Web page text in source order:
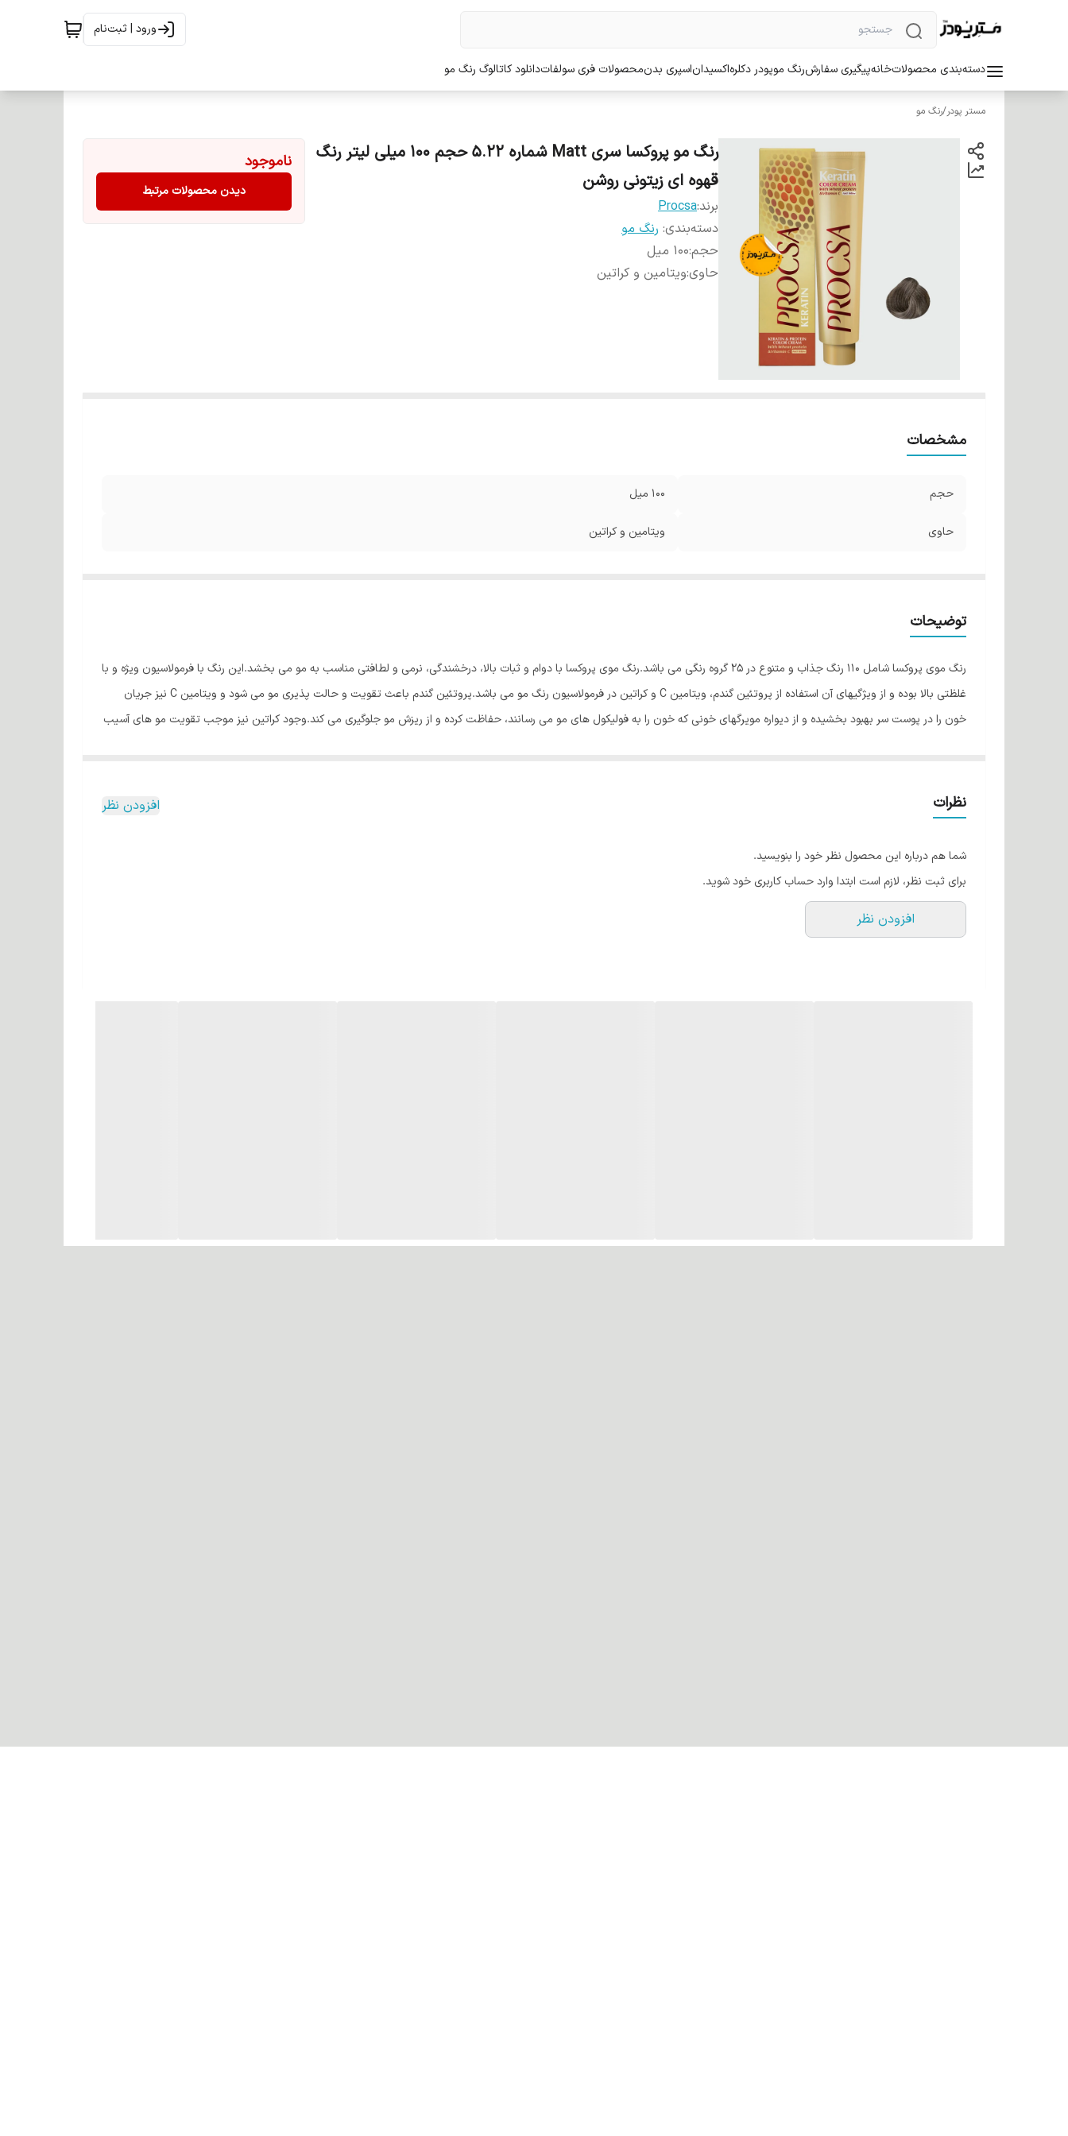
ورود | ثبت‌نام
دسته‌بندی محصولاتخانهپیگیری سفارشرنگ موپودر دکلرهاکسیداناسپری بدنمحصولات فری سولفاتدانلود کاتالوگ رنگ مو
مستر پودر/رنگ مو
رنگ مو پروکسا سری Matt شماره 5.22 حجم 100 میلی لیتر رنگ
قهوه ای زیتونی روشن
برند:Procsa
دسته‌بندی: رنگ مو
حجم:100 میل
حاوی:ویتامین و کراتین
ناموجود
دیدن محصولات مرتبط
مشخصات
حجم 100 میل
حاوی ویتامین و کراتین
توضیحات
رنگ موی پروکسا شامل ۱۱۰ رنگ جذاب و متنوع در ۲۵ گروه رنگی می باشد.رنگ موی پروکسا با دوام و ثبات بالا، درخشندگی، نرمی و لطافتی مناسب به مو می بخشد.این رنگ با فرمولاسیون ویژه و با
غلظتی بالا بوده و از ویژگیهای آن استفاده از پروتئین گندم، ویتامین C و کراتین در فرمولاسیون رنگ مو می باشد.پروتئین گندم باعث تقویت و حالت پذیری مو می شود و ویتامین C نیز جریان
خون را در پوست سر بهبود بخشیده و از دیواره مویرگهای خونی که خون را به فولیکول های مو می رسانند، حفاظت کرده و از ریزش مو جلوگیری می کند.وجود کراتین نیز موجب تقویت مو های آسیب
نظرات افزودن نظر
شما هم درباره این محصول نظر خود را بنویسید.
برای ثبت نظر، لازم است ابتدا وارد حساب کاربری خود شوید.
افزودن نظر